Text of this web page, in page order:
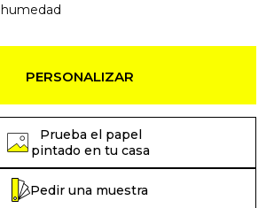
humedad
PERSONALIZAR
Prueba el papel
pintado en tu casa
Pedir una muestra